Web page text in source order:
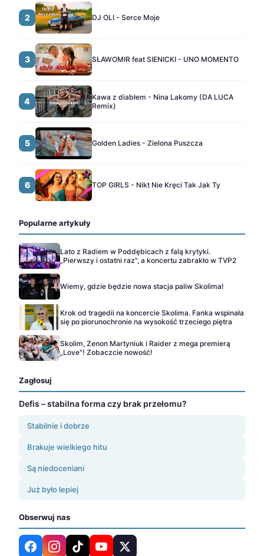
2 DJ OLI - Serce Moje
3 SŁAWOMIR feat SIENICKI - UNO MOMENTO
4
Kawa z diabłem - Nina Lakomy (DA LUCA
Remix)
5 Golden Ladies - Zielona Puszcza
6 TOP GIRLS - Nikt Nie Kręci Tak Jak Ty
Popularne artykuły
Lato z Radiem w Poddębicach z falą krytyki.
„Pierwszy i ostatni raz", a koncertu zabrakło w TVP2
Wiemy, gdzie będzie nowa stacja paliw Skolima!
Krok od tragedii na koncercie Skolima. Fanka wspinała
się po piorunochronie na wysokość trzeciego piętra
Skolim, Zenon Martyniuk i Raider z mega premierą
„Love"! Zobaczcie nowość!
Zagłosuj
Defis – stabilna forma czy brak przełomu?
Stabilnie i dobrze
Brakuje wielkiego hitu
Są niedoceniani
Już było lepiej
Obserwuj nas